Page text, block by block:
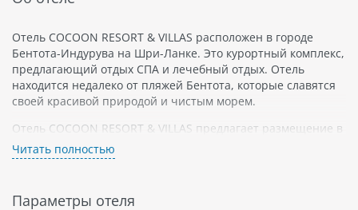
Отель COCOON RESORT & VILLAS расположен в городе
Бентота-Индурува на Шри-Ланке. Это курортный комплекс,
предлагающий отдых СПА и лечебный отдых. Отель
находится недалеко от пляжей Бентота, которые славятся
своей красивой природой и чистым морем.
Отель COCOON RESORT & VILLAS предлагает размещение в
просторных номерах и виллах с бесплатным Wi-Fi,
телевизором с плоским экраном и чайником. Номера
Читать полностью
Параметры отеля